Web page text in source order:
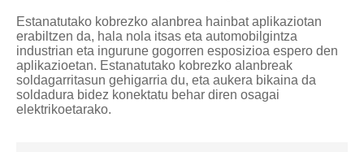
Estanatutako kobrezko alanbrea hainbat aplikaziotan
erabiltzen da, hala nola itsas eta automobilgintza
industrian eta ingurune gogorren esposizioa espero den
aplikazioetan. Estanatutako kobrezko alanbreak
soldagarritasun gehigarria du, eta aukera bikaina da
soldadura bidez konektatu behar diren osagai
elektrikoetarako.